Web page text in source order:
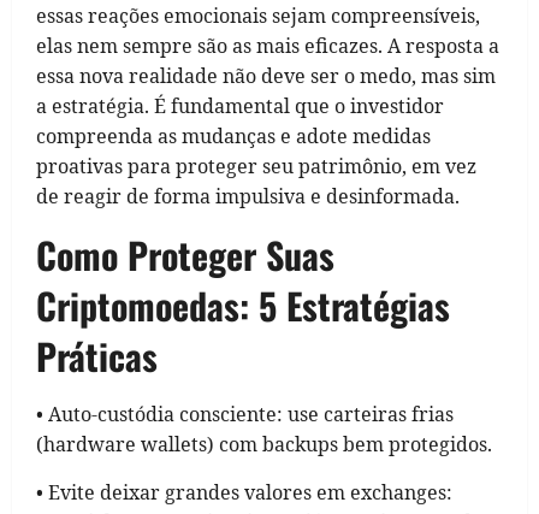
essas reações emocionais sejam compreensíveis,
elas nem sempre são as mais eficazes. A resposta a
essa nova realidade não deve ser o medo, mas sim
a estratégia. É fundamental que o investidor
compreenda as mudanças e adote medidas
proativas para proteger seu patrimônio, em vez
de reagir de forma impulsiva e desinformada.
Como Proteger Suas
Criptomoedas: 5 Estratégias
Práticas
• Auto-custódia consciente: use carteiras frias
(hardware wallets) com backups bem protegidos.
• Evite deixar grandes valores em exchanges: